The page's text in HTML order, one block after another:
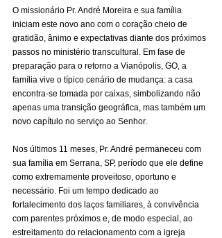
O missionário Pr. André Moreira e sua família
iniciam este novo ano com o coração cheio de
gratidão, ânimo e expectativas diante dos próximos
passos no ministério transcultural. Em fase de
preparação para o retorno a Vianópolis, GO, a
família vive o típico cenário de mudança: a casa
encontra-se tomada por caixas, simbolizando não
apenas uma transição geográfica, mas também um
novo capítulo no serviço ao Senhor.
Nos últimos 11 meses, Pr. André permaneceu com
sua família em Serrana, SP, período que ele define
como extremamente proveitoso, oportuno e
necessário. Foi um tempo dedicado ao
fortalecimento dos laços familiares, à convivência
com parentes próximos e, de modo especial, ao
estreitamento do relacionamento com a igreja